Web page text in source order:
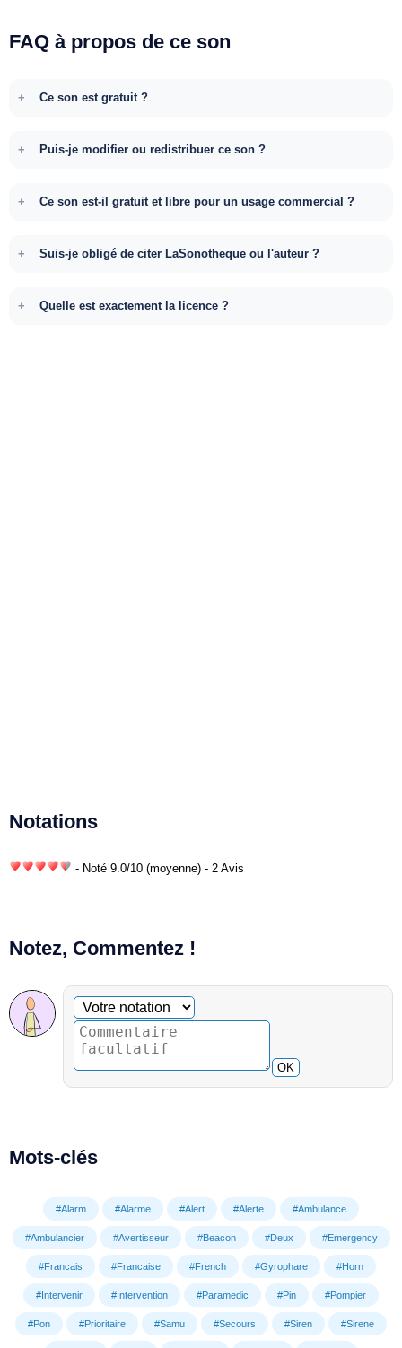
FAQ à propos de ce son
Ce son est gratuit ?
Puis-je modifier ou redistribuer ce son ?
Ce son est-il gratuit et libre pour un usage commercial ?
Suis-je obligé de citer LaSonotheque ou l'auteur ?
Quelle est exactement la licence ?
Notations
- Noté 9.0/10 (moyenne) - 2 Avis
Notez, Commentez !
Commentaire facultatif
Votre notation
OK
Mots-clés
#Alarm #Alarme #Alert #Alerte #Ambulance
#Ambulancier #Avertisseur #Beacon #Deux #Emergency
#Francais #Francaise #French #Gyrophare #Horn
#Intervenir #Intervention #Paramedic #Pin #Pompier
#Pon #Prioritaire #Samu #Secours #Siren #Sirene